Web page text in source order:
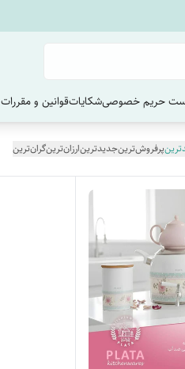
حریم خصوصیشکایاتقوانین و مقررات
پرفروش‌ترینجدیدترینارزان‌ترینگران‌ترین